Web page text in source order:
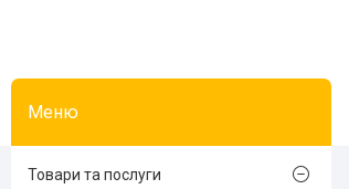
Товари та послуги